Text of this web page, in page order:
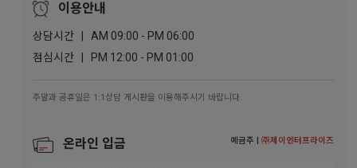
이용안내
상담시간 | AM 09:00 - PM 06:00
점심시간 | PM 12:00 - PM 01:00
주말과 공휴일은 1:1상담 게시판을 이용해주시기 바랍니다.
온라인 입금 예금주 |㈜제이엔터프라이즈